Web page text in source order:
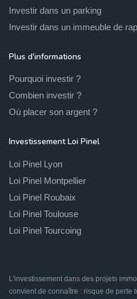
Investir dans un parking
Investir dans un immeuble de
Plus d'informations
Pourquoi investir ?
Combien investir ?
Où placer son argent ?
Investissement Loi Pinel
Loi Pinel Lyon
Loi Pinel Montpellier
Loi Pinel Roubaix
Loi Pinel Toulouse
Loi Pinel Tourcoing
L'investissement dans des projets
convient de connaître : risque de perte